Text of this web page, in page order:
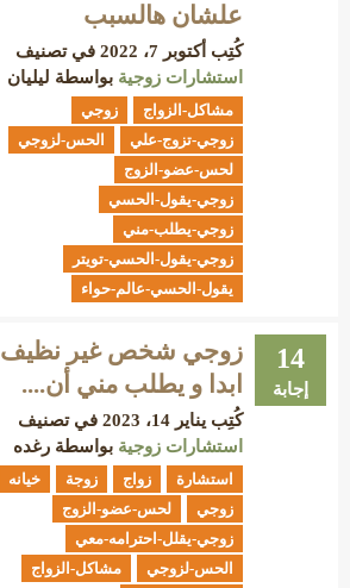
علشان هالسبب
كُتِب أكتوبر 7، 2022
في تصنيف
استشارات زوجية بواسطة ليليان
مشاكل-الزواج
زوجي
زوجي-تزوج-علي
الحس-لزوجي
لحس-عضو-الزوج
زوجي-يقول-الحسي
زوجي-يطلب-مني
زوجي-يقول-الحسي-تويتر
يقول-الحسي-عالم-حواء
14
إجابة
زوجي شخص غير نظيف
ابدا و يطلب مني أن....
كُتِب يناير 14، 2023
في تصنيف
استشارات زوجية بواسطة رغده
استشارة زواج زوجة
خيانه
زوجي
لحس-عضو-الزوج
زوجي-يقلل-احترامه-معي
الحس-لزوجي
مشاكل-الزواج